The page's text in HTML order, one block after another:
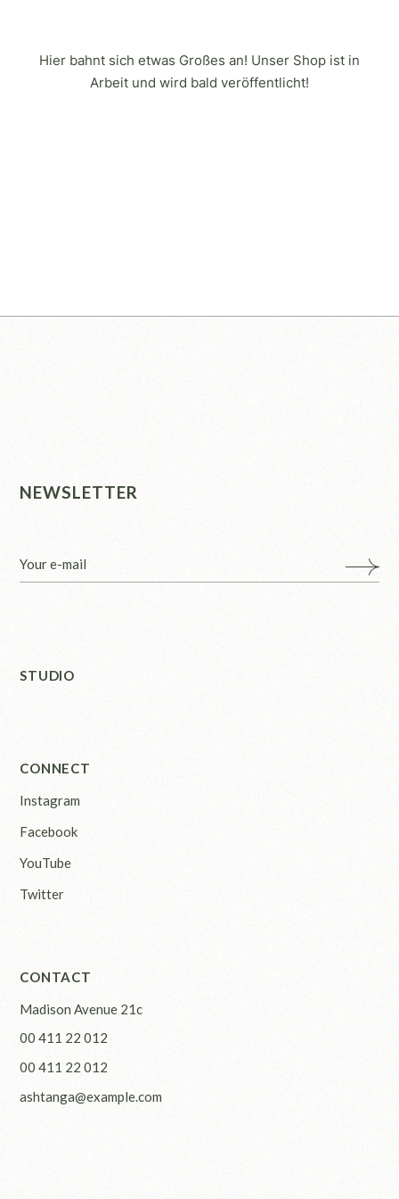
Hier bahnt sich etwas Großes an! Unser Shop ist in
Arbeit und wird bald veröffentlicht!
NEWSLETTER
STUDIO
CONNECT
Instagram
Facebook
YouTube
Twitter
CONTACT
Madison Avenue 21c
00 411 22 012
00 411 22 012
ashtanga@example.com